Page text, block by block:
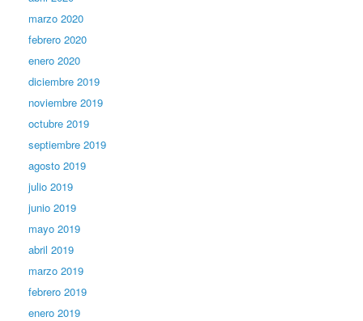
marzo 2020
febrero 2020
enero 2020
diciembre 2019
noviembre 2019
octubre 2019
septiembre 2019
agosto 2019
julio 2019
junio 2019
mayo 2019
abril 2019
marzo 2019
febrero 2019
enero 2019